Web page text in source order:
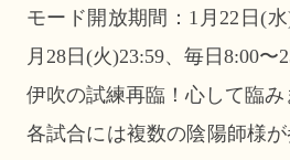
モード開放期間：1月22日(
月28日(火)23:59、毎日8:00〜
伊吹の試練再臨！心して臨み
各試合には複数の陰陽師様